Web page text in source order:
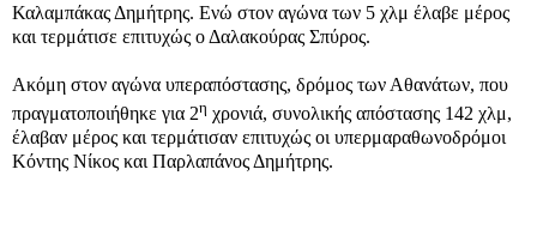
Καλαμπάκας Δημήτρης. Ενώ στον αγώνα των 5 χλμ έλαβε μέρος
και τερμάτισε επιτυχώς ο Δαλακούρας Σπύρος.
Ακόμη στον αγώνα υπεραπόστασης, δρόμος των Αθανάτων, που
πραγματοποιήθηκε για 2η χρονιά, συνολικής απόστασης 142 χλμ,
έλαβαν μέρος και τερμάτισαν επιτυχώς οι υπερμαραθωνοδρόμοι
Κόντης Νίκος και Παρλαπάνος Δημήτρης.